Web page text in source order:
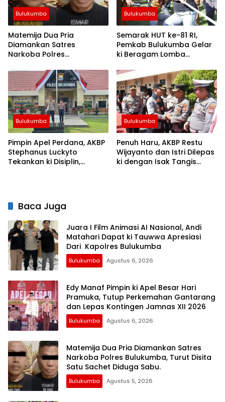
Bulukumba
Matemija Dua Pria
Diamankan Satres
Narkoba Polres
Satu Sachet Diduga Sabu.
Bulukumba
Semarak HUT ke-81 RI,
Pemkab Bulukumba Gelar
ki Beragam Lomba
Olahraga
Bulukumba
Pimpin Apel Perdana, AKBP
Stephanus Luckyto
Tekankan ki Disiplin,
Bulukumba
Penuh Haru, AKBP Restu
Wijayanto dan Istri Dilepas
ki dengan Isak Tangis
Baca Juga
Juara I Film Animasi AI Nasional, Andi
Matahari Dapat ki Tauwwa Apresiasi
Dari Kapolres Bulukumba
Bulukumba Agustus 6, 2026
Edy Manaf Pimpin ki Apel Besar Hari
Pramuka, Tutup Perkemahan Gantarang
dan Lepas Kontingen Jamnas XII 2026
Bulukumba Agustus 6, 2026
Matemija Dua Pria Diamankan Satres
Narkoba Polres Bulukumba, Turut Disita
Satu Sachet Diduga Sabu.
Bulukumba Agustus 5, 2026